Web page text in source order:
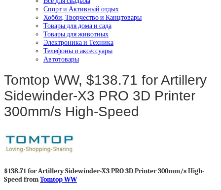
Спорт и Активный отдых
Хобби, Творчество и Канцтовары
Товары для дома и сада
Товары для животных
Электроника и Техника
Телефоны и аксессуары
Автотовары
Tomtop WW, $138.71 for Artillery
Sidewinder-X3 PRO 3D Printer
300mm/s High-Speed
$138.71 for Artillery Sidewinder-X3 PRO 3D Printer 300mm/s High-
Speed fromTomtop WW